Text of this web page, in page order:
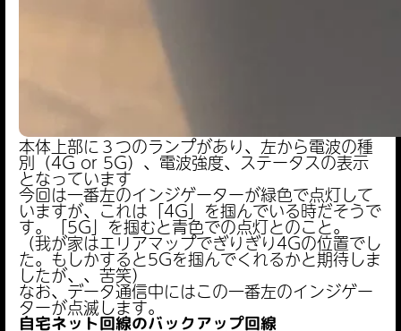
本体上部に３つのランプがあり、左から電波の種
別（4G or 5G）、電波強度、ステータスの表示
となっています
今回は一番左のインジゲーターが緑色で点灯して
いますが、これは「4G」を掴んでいる時だそうで
す。「5G」を掴むと青色での点灯とのこと。
（我が家はエリアマップでぎりぎり4Gの位置でし
た。もしかすると5Gを掴んでくれるかと期待しま
したが、、苦笑）
なお、データ通信中にはこの一番左のインジゲー
ターが点滅します。
自宅ネット回線のバックアップ回線